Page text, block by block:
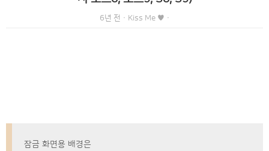
6년 전 · Kiss Me ♥ ·
잠금 화면용 배경은